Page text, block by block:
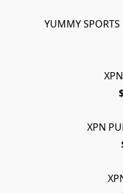
YUMMY SPORTS
XPN